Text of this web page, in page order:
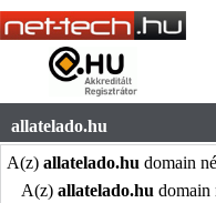
allatelado.hu
A(z) allatelado.hu domain
A(z) allatelado.hu domain